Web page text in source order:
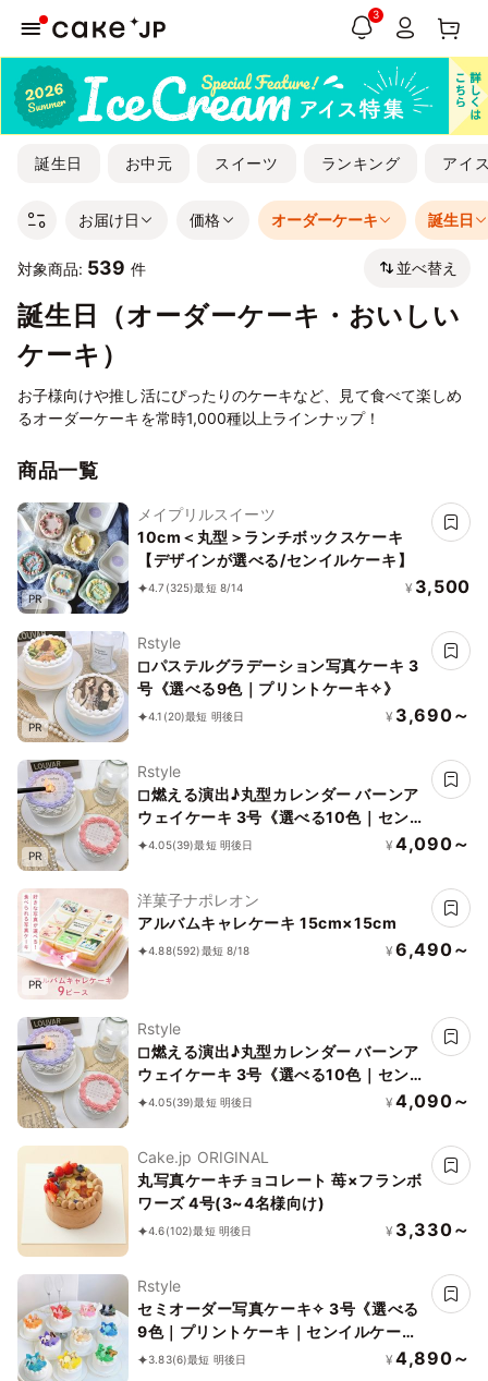
3
誕生日 お中元 スイーツ ランキング アイ
お届け日 価格 オーダーケーキ 誕生日
対象商品: 539 件 並べ替え
誕生日（オーダーケーキ・おいしい
ケーキ）
お子様向けや推し活にぴったりのケーキなど、見て食べて楽しめ
るオーダーケーキを常時1,000種以上ラインナップ！
商品一覧
PR
メイプリルスイーツ
10cm＜丸型＞ランチボックスケーキ
【デザインが選べる/センイルケーキ】
4.7 (325)最短 8/14 ¥ 3,500
PR
Rstyle
◻︎パステルグラデーション写真ケーキ 3
号《選べる9色｜プリントケーキ✧》
4.1 (20)最短 明後日 ¥ 3,690～
PR
Rstyle
◻︎燃える演出♪丸型カレンダー バーンア
ウェイケーキ 3号《選べる10色｜セン
イルケーキ｜韓国｜お好きな日付とメッ
4.05(39)最短 明後日 ¥ 4,090～
PR
洋菓子ナポレオン
アルバムキャレケーキ 15cm×15cm
4.88(592)最短 8/18 ¥ 6,490～
Rstyle
◻︎燃える演出♪丸型カレンダー バーンア
ウェイケーキ 3号《選べる10色｜セン
イルケーキ｜韓国｜お好きな日付とメッ
4.05(39)最短 明後日 ¥ 4,090～
Cake.jp ORIGINAL
丸写真ケーキチョコレート 苺×フランボ
ワーズ 4号(3~4名様向け)
4.6(102)最短 明後日 ¥ 3,330～
Rstyle
セミオーダー写真ケーキ✧ 3号《選べる
9色｜プリントケーキ｜センイルケーキ
｜リボン｜薔薇｜お好きなお写真と数字
3.83(6)最短 明後日 ¥ 4,890～